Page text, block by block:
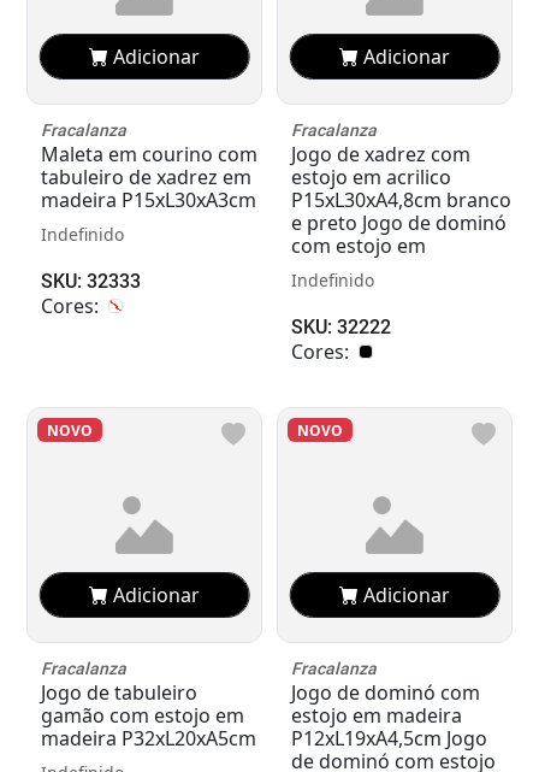
Adicionar
Fracalanza
Maleta em courino com
tabuleiro de xadrez em
madeira P15xL30xA3cm
Indefinido
SKU: 32333
Cores:
Adicionar
Fracalanza
Jogo de xadrez com
estojo em acrilico
P15xL30xA4,8cm branco
e preto Jogo de dominó
com estojo em
Indefinido
SKU: 32222
Cores:
NOVO
Adicionar
Fracalanza
Jogo de tabuleiro
gamão com estojo em
madeira P32xL20xA5cm
NOVO
Adicionar
Fracalanza
Jogo de dominó com
estojo em madeira
P12xL19xA4,5cm Jogo
de dominó com estojo